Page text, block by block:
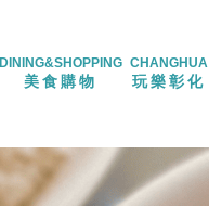
DINING&SHOPPING
美食購物
CHANGHUA
玩樂彰化